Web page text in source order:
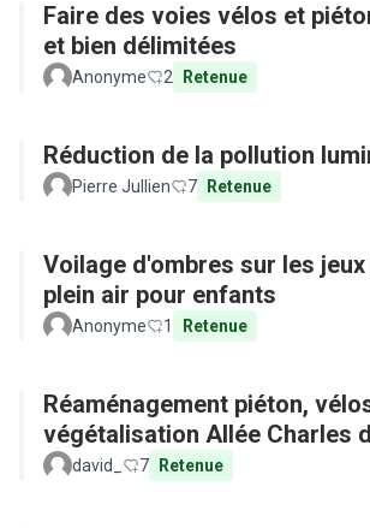
Faire des voies vélos et
et bien délimitées
Anonyme 2 Retenue
Réduction de la pollution
Pierre Jullien 7 Retenue
Voilage d'ombres sur les
plein air pour enfants
Anonyme 1 Retenue
Réaménagement piéton,
végétalisation Allée Charles
david_ 7 Retenue